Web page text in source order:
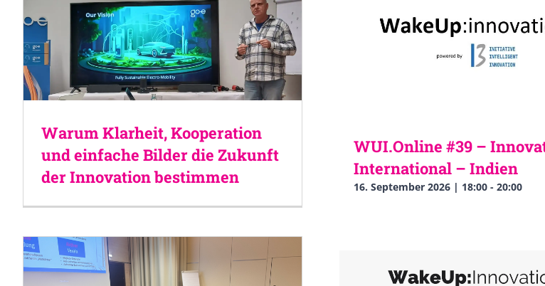
Warum Klarheit, Kooperation
und einfache Bilder die Zukunft
der Innovation bestimmen
WUI.Online #39 –
International – Indien
16. September 2026 | 18:00- 20:00